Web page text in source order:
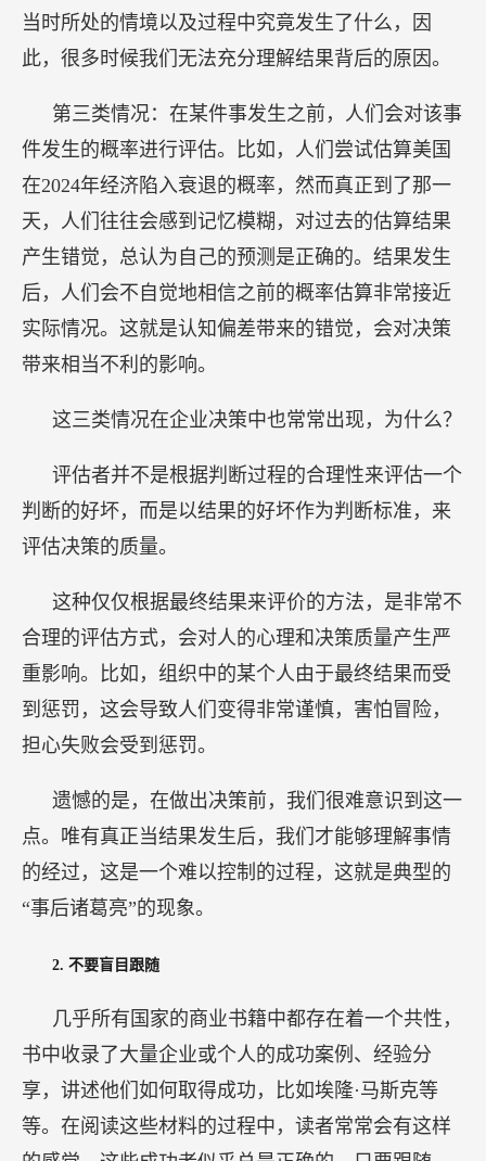
实际情况。这就是认知偏差带来的错觉，会对决策
带来相当不利的影响。
这三类情况在企业决策中也常常出现，为什么？
评估者并不是根据判断过程的合理性来评估一个
判断的好坏，而是以结果的好坏作为判断标准，来
评估决策的质量。
这种仅仅根据最终结果来评价的方法，是非常不
合理的评估方式，会对人的心理和决策质量产生严
重影响。比如，组织中的某个人由于最终结果而受
到惩罚，这会导致人们变得非常谨慎，害怕冒险，
遗憾的是，在做出决策前，我们很难意识到这一
点。唯有真正当结果发生后，我们才能够理解事情
“事后诸葛亮”的现象。
2.不要盲目跟随
几乎所有国家的商业书籍中都存在着一个共性，
书中收录了大量企业或个人的成功案例、经验分
享，讲述他们如何取得成功，比如埃隆·马斯克等
等。在阅读这些材料的过程中，读者常常会有这样
的感觉，这些成功者似乎总是正确的，只要跟随
他，我也可以成功。这种想法是片面的，一旦仔细
现，他们在成功之前冒了很大风险。
书中的观点似乎在传递一种成功的秘诀，即当你
遇到类似的情况时，比如冒险的时候要勇往直前，
充满自信时要更自信，即使对待员工不太友善也没
有关系。但实际上，这是一种逻辑错误，是具有误